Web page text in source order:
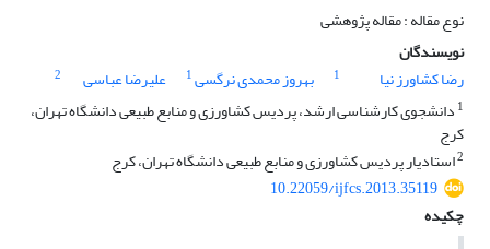
نوع مقاله : مقاله پژوهشی
نویسندگان
رضا کشاورز نیا
1 بهروز محمدی نرگسی1 علیرضا عباسی
2
1 دانشجوی کارشناسی ارشد، پردیس کشاورزی و منابع طبیعی دانشگاه تهران،
کرج
2استادیار پردیس کشاورزی و منابع طبیعی دانشگاه تهران، کرج
10.22059/ijfcs.2013.35119
چکیده